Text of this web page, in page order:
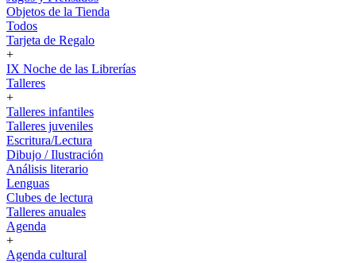
Objetos de la Tienda
Todos
Tarjeta de Regalo
+
IX Noche de las Librerías
Talleres
+
Talleres infantiles
Talleres juveniles
Escritura/Lectura
Dibujo / Ilustración
Análisis literario
Lenguas
Clubes de lectura
Talleres anuales
Agenda
+
Agenda cultural